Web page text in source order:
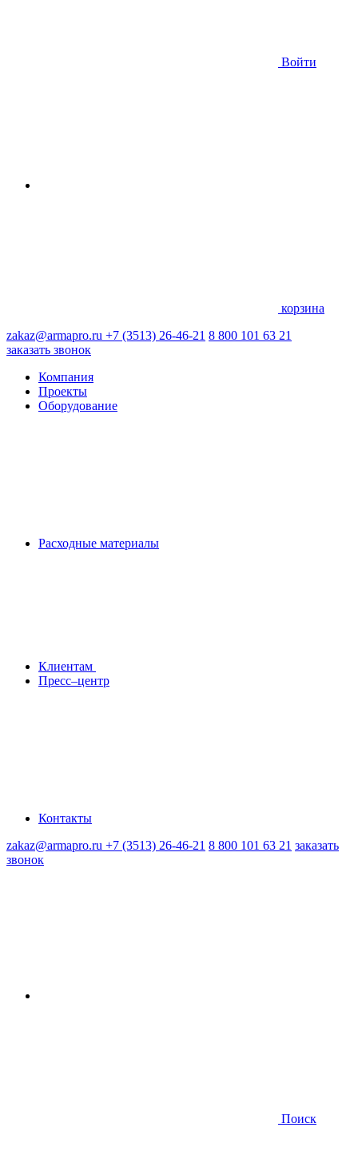
Войти
корзина
zakaz@armapro.ru +7 (3513) 26-46-21 8 800 101 63 21
заказать звонок
Компания
Проекты
Оборудование
Расходные материалы
Клиентам
Пресс–центр
Контакты
zakaz@armapro.ru +7 (3513) 26-46-21 8 800 101 63 21 заказать
звонок
Поиск